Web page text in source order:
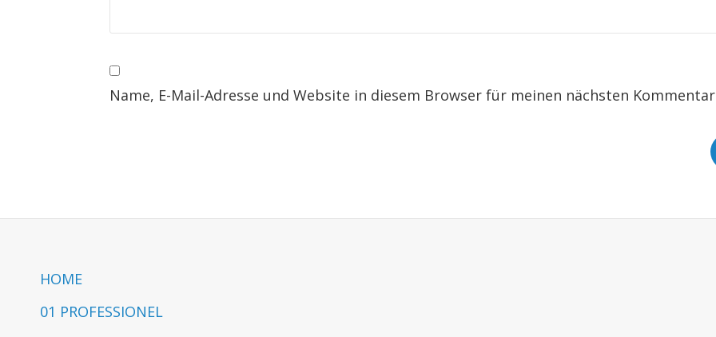
Name, E-Mail-Adresse und Website in diesem Browser für meinen nächsten
HOME
01 PROFESSIONEL